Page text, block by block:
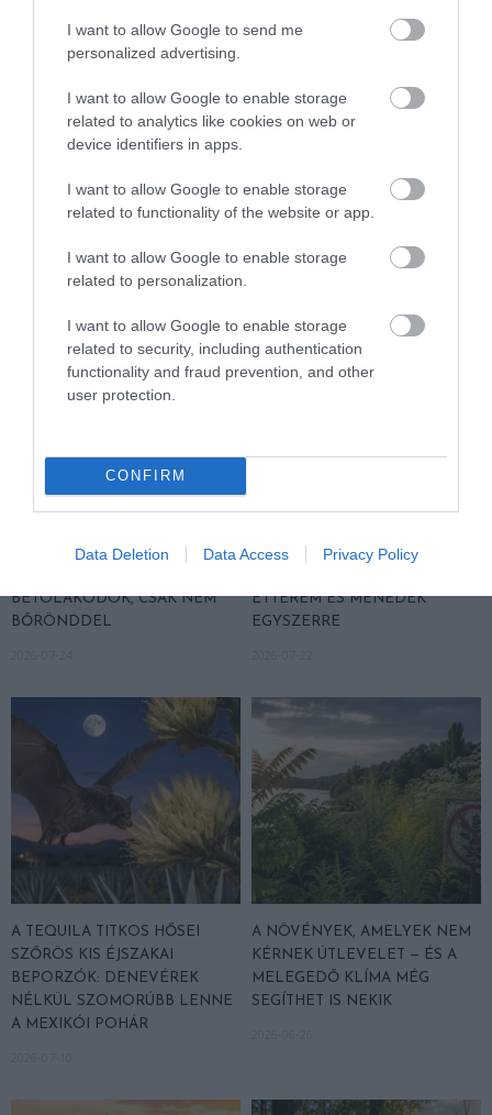
I want to allow Google to send me
personalized advertising.
I want to allow Google to enable storage
related to analytics like cookies on web or
device identifiers in apps.
I want to allow Google to enable storage
related to functionality of the website or app.
I want to allow Google to enable storage
related to personalization.
I want to allow Google to enable storage
related to security, including authentication
functionality and fraud prevention, and other
user protection.
CONFIRM
Data Deletion Data Access Privacy Policy
A TERMÉSZET NEM SZERETI
VÁLTOZATOS NÖVÉNYZET
ASZÁLY IDEJÉN IS OKOSABB
2026-07-31
MEGINT FINOMAN JELEZTE:
KORAI MÉG MINDENTUDÓNAK
A NÖVÉNYEK IS KÖLTÖZNEK
BETOLAKODÓK, CSAK NEM
BŐRÖNDDEL
EGY ÖREG TÖLGY NEM CSAK
ÉTTEREM ÉS MENEDÉK
EGYSZERRE
A TEQUILA TITKOS HŐSEI
SZŐRÖS KIS ÉJSZAKAI
BEPORZÓK: DENEVÉREK
NÉLKÜL SZOMORÚBB LENNE
A MEXIKÓI POHÁR
A NÖVÉNYEK, AMELYEK NEM
KÉRNEK ÚTLEVELET — ÉS A
MELEGEDŐ KLÍMA MÉG
SEGÍTHET IS NEKIK